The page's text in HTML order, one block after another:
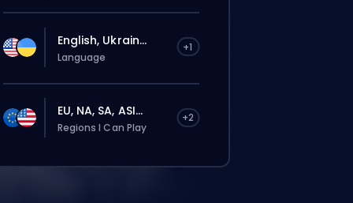
English, Ukrain... +1
Language
EU, NA, SA, ASI... +2
Regions I Can Play